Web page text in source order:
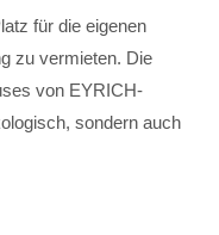
für die eigenen
zu vermieten. Die
von EYRICH-
sondern auch